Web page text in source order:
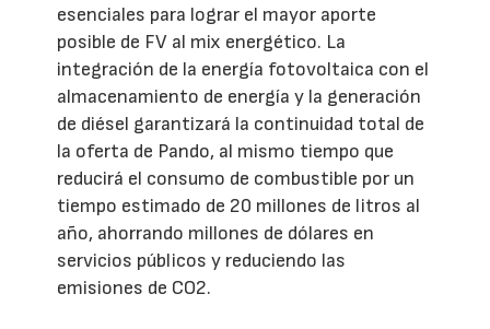
esenciales para lograr el mayor aporte
posible de FV al mix energético. La
integración de la energía fotovoltaica con el
almacenamiento de energía y la generación
de diésel garantizará la continuidad total de
la oferta de Pando, al mismo tiempo que
reducirá el consumo de combustible por un
tiempo estimado de 20 millones de litros al
año, ahorrando millones de dólares en
servicios públicos y reduciendo las
emisiones de CO2.